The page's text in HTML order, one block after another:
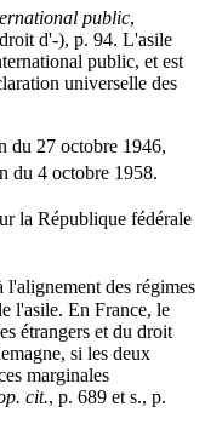
public,
d'-), p. 94. L'asile
public, et est
universelle des
du 27 octobre 1946,
du 4 octobre 1958.
la République fédérale
l'alignement des régimes
l'asile. En France, le
étrangers et du droit
si les deux
marginales
cit., p. 689 et s., p.